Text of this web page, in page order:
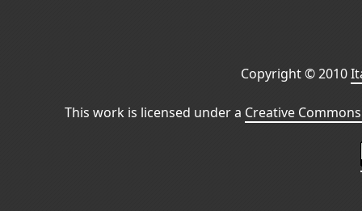
Copyright © 2010
This work is licensed under a Creative